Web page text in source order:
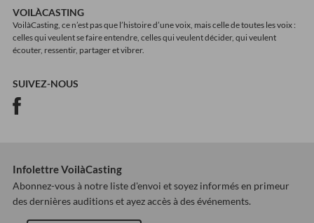
VOILÀCASTING
VoilàCasting, ce n’est pas que l’histoire d’une voix, mais celle de toutes les voix :
celles qui veulent se faire entendre, celles qui veulent décider, qui veulent
écouter, ressentir, partager et vibrer.
SUIVEZ-NOUS
Infolettre VoilàCasting
Abonnez-vous à notre liste d'envoi et soyez informés en primeur
des dernières auditions et ayez accès à des événements.